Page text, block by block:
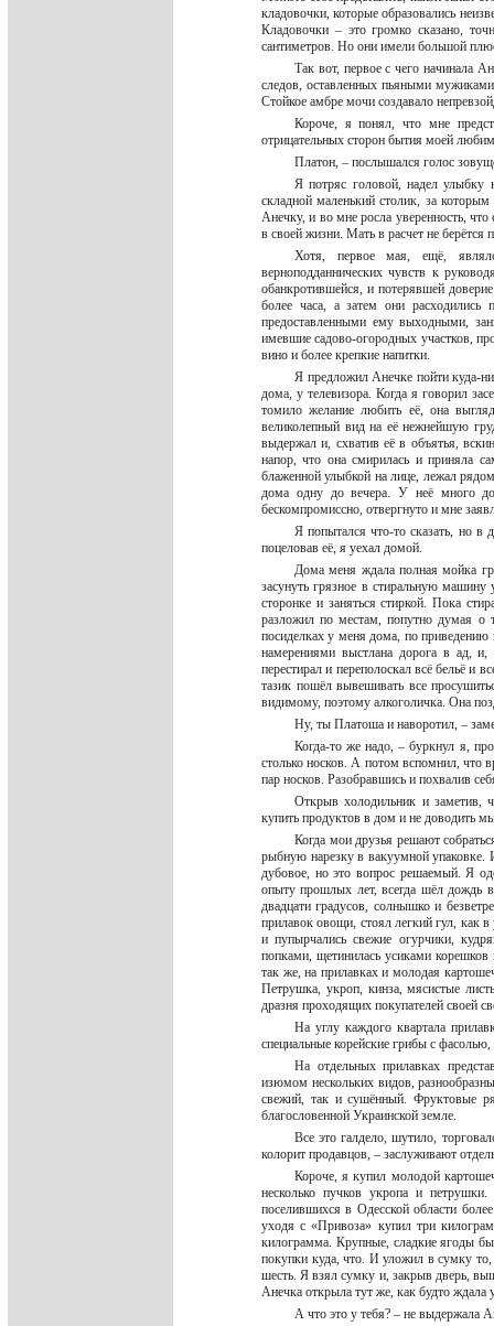
кладовочки, которые образовались
Кладовочки – это громко сказано,
сантиметров. Но они имели большой
Так вот, первое с чего начинала
следов, оставленных пьяными
Стойкое амбре мочи создавало
Короче, я понял, что мне
отрицательных сторон бытия моей
Платон, – послышался голос
Я потряс головой, надел
складной маленький столик, за
Анечку, и во мне росла уверенность,
в своей жизни. Мать в расчет не
Хотя, первое мая, ещё,
верноподданнических чувств к
обанкротившейся, и потерявшей
более часа, а затем они
предоставленными ему выходными,
имевшие садово-огородных участков,
вино и более крепкие напитки.
Я предложил Анечке пойти куда-
дома, у телевизора. Когда я говорил
томило желание любить её, она
великолепный вид на её нежнейшую
выдержал и, схватив её в объятья,
напор, что она смирилась и приняла
блаженной улыбкой на лице, лежал
дома одну до вечера. У неё много
бескомпромиссно, отвергнуто и мне
Я попытался что-то сказать, но в
поцеловав её, я уехал домой.
Дома меня ждала полная мойка
засунуть грязное в стиральную
сторонке и заняться стиркой. Пока
разложил по местам, попутно думая о
посиделках у меня дома, по приведению
намерениями выстлана дорога в ад,
перестирал и переполоскал всё бельё и
тазик пошёл вывешивать все
видимому, поэтому алкоголичка. Она
Ну, ты Платоша и наворотил, –
Когда-то же надо, – буркнул я,
столько носков. А потом вспомнил, что
пар носков. Разобравшись и похвалив
Открыв холодильник и заметив,
купить продуктов в дом и не доводить
Когда мои друзья решают
рыбную нарезку в вакуумной упаковке.
дубовое, но это вопрос решаемый. Я
опыту прошлых лет, всегда шёл дождь
двадцати градусов, солнышко и
прилавок овощи, стоял легкий гул, как
и пупырчались свежие огурчики,
попками, щетинилась усиками
так же, на прилавках и молодая
Петрушка, укроп, кинза, мясистые
дразня проходящих покупателей своей
На углу каждого квартала
специальные корейские грибы с
На отдельных прилавках
изюмом нескольких видов,
свежий, так и сушённый. Фруктовые
благословенной Украинской земле.
Все это галдело, шутило,
колорит продавцов, – заслуживают
Короче, я купил молодой
несколько пучков укропа и
поселившихся в Одесской области
уходя с «Привоза» купил три
килограмма. Крупные, сладкие ягоды
покупки куда, что. И уложил в сумку
шесть. Я взял сумку и, закрыв дверь,
Анечка открыла тут же, как будто ждала
А что это у тебя? – не выдержала